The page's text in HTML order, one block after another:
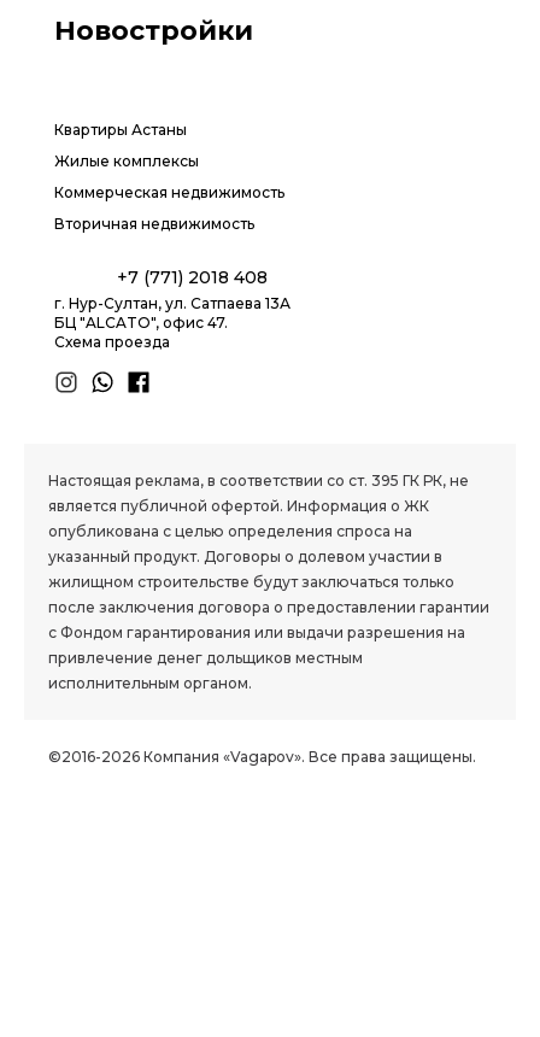
Новостройки
Квартиры Астаны
Жилые комплексы
Коммерческая недвижимость
Вторичная недвижимость
+7 (771) 2018 408
г. Нур-Султан, ул. Сатпаева 13А
БЦ "ALCATO", офис 47.
Схема проезда
Настоящая реклама, в соответствии со ст. 395 ГК РК, не
является публичной офертой. Информация о ЖК
опубликована с целью определения спроса на
указанный продукт. Договоры о долевом участии в
жилищном строительстве будут заключаться только
после заключения договора о предоставлении гарантии
с Фондом гарантирования или выдачи разрешения на
привлечение денег дольщиков местным
исполнительным органом.
©2016-2026 Компания «Vagapov». Все права защищены.